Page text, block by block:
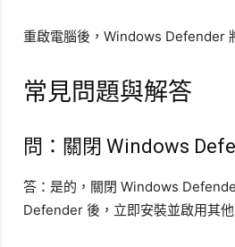
重啟電腦後，Windows Defender
常見問題與解答
問：關閉 Windows
答：是的，關閉 Windows
Defender 後，立即安裝並啟用其